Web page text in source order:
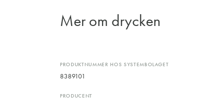
Mer om drycken
PRODUKTNUMMER HOS SYSTEMBOLAGET
8389101
PRODUCENT